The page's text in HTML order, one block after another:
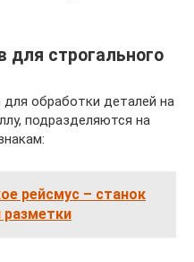
для строгального
обработки деталей на
подразделяются на
рейсмус – станок
разметки